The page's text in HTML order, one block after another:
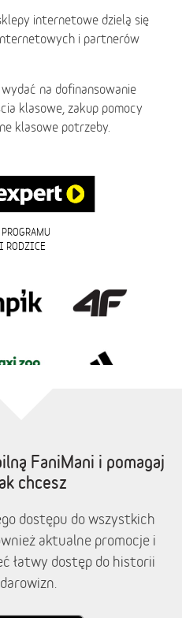
internetowe dzielą się
i partnerów
na dofinansowanie
klasowe, zakup pomocy
klasowe potrzeby.
RODZICE
FaniMani i pomagaj
chcesz
dostępu do wszystkich
aktualne promocje i
łatwy dostęp do historii